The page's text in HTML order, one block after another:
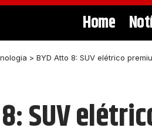
Home
> BYD Atto 8: SUV elétrico
SUV